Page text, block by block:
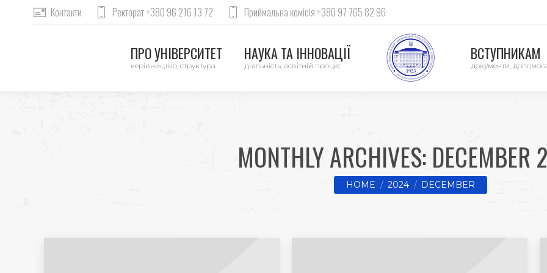
Контакти Ректорат +380 96 216 13 72 Приймальна комісія +380 97 765 82 96
ПРО УНІВЕРСИТЕТ
керівництво, структура
НАУКА ТА ІННОВАЦІЇ
діяльність, освітній процес
ВСТУПНИКАМ
документи, допомога
MONTHLY ARCHIVES: DECEMBER
You are here:
HOME 2024 DECEMBER